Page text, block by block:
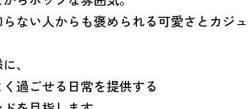
ない人からも褒められる可愛さとカジ
、
過ごせる日常を提供する